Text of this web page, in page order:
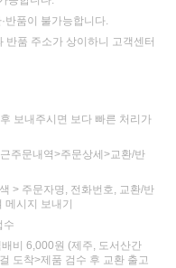
반품이 불가능합니다.
품 주소가 상이하니 고객센터
보내주시면 보다 빠른 처리가
주문내역>주문상세>교환/반
> 주문자명, 전화번호, 교환/반
시지 보내기
수
비 6,000원 (제주, 도서산간
도착>제품 검수 후 교환 출고